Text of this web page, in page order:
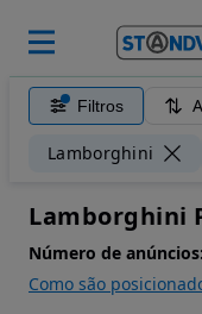
Filtros
Lamborghini
Lamborghini
Número de anúncios:
Como são